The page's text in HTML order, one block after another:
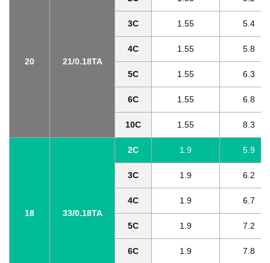
20 21/0.18TA
3C 1.55 5.4
4C 1.55 5.8
5C 1.55 6.3
6C 1.55 6.8
10C 1.55 8.3
18 33/0.18TA
2C 1.9 5.9
3C 1.9 6.2
4C 1.9 6.7
5C 1.9 7.2
6C 1.9 7.8